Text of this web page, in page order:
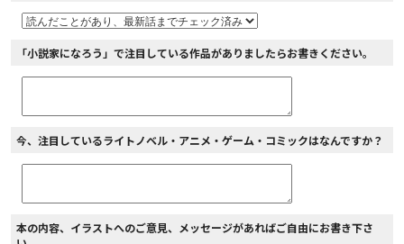
「小説家になろう」で注目している作品がありましたらお書きください。
今、注目しているライトノベル・アニメ・ゲーム・コミックはなんですか？
本の内容、イラストへのご意見、メッセージがあればご自由にお書き下さ